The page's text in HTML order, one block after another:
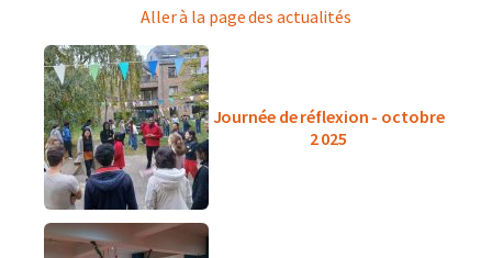
Aller à la page des actualités
Journée de réflexion - octobre
2 025